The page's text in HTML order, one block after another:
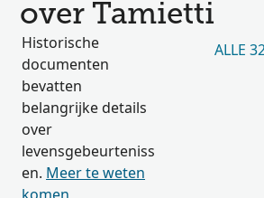
over Tamietti
Historische
documenten
bevatten
belangrijke details
over
levensgebeurteniss
en. Meer te weten
ALLE